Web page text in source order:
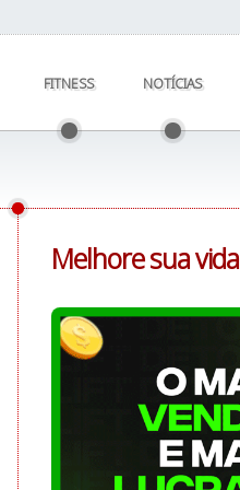
FITNESS NOTÍCIAS
Melhore sua vida